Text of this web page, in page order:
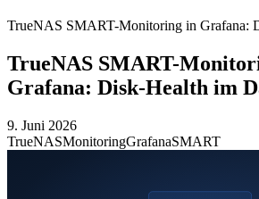
TrueNAS SMART-Monitoring in Grafana:
TrueNAS SMART-
Grafana: Disk-Health im
9. Juni 2026
TrueNASMonitoringGrafanaSMART